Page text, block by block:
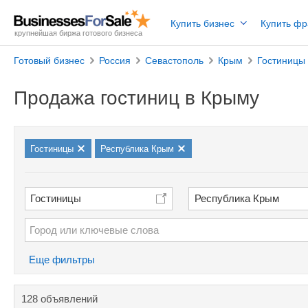
крупнейшая биржа готового бизнеса
Купить бизнес Купить
Готовый бизнес Россия Севастополь Крым Гостиницы
Продажа гостиниц в Крыму
Гостиницы Республика Крым
Гостиницы Республика Крым
Еще фильтры
128 объявлений